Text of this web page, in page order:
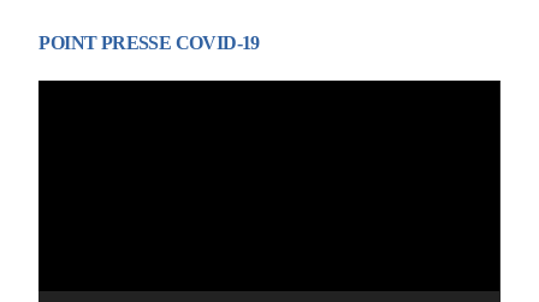
POINT PRESSE COVID-19